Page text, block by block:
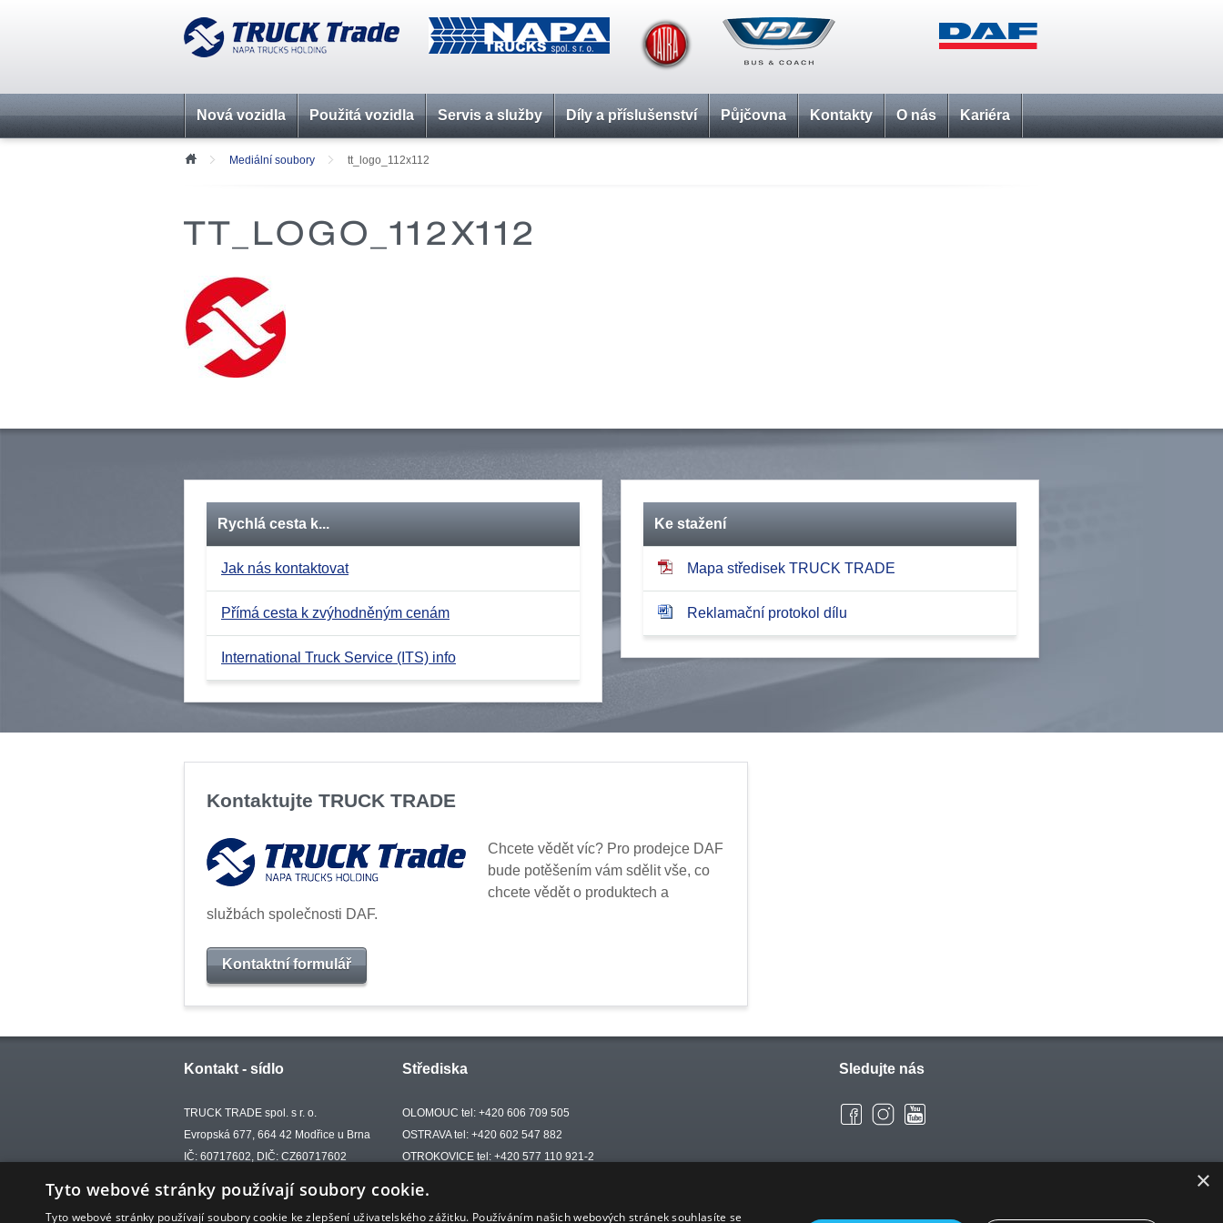
Nová vozidla Použitá vozidla Servis a služby Díly a příslušenství Půjčovna Kontakty O nás Kariéra
Mediální soubory tt_logo_112x112
TT_LOGO_112X112
Rychlá cesta k...
Jak nás kontaktovat
Přímá cesta k zvýhodněným cenám
International Truck Service (ITS) info
Ke stažení
Mapa středisek TRUCK TRADE
Reklamační protokol dílu
Kontaktujte TRUCK TRADE
Chcete vědět víc? Pro prodejce DAF
bude potěšením vám sdělit vše, co
chcete vědět o produktech a
službách společnosti DAF.
Kontaktní formulář
Kontakt - sídlo
TRUCK TRADE spol. s r. o.
Evropská 677, 664 42 Modřice u Brna
IČ: 60717602, DIČ: CZ60717602
e-mail:
trucktrade@trucktrade.cz
Střediska
OLOMOUC tel: +420 606 709 505
OSTRAVA tel: +420 602 547 882
OTROKOVICE tel: +420 577 110 921-2
Sledujte nás
×
Tyto webové stránky používají soubory cookie.
Tyto webové stránky používají soubory cookie ke zlepšení uživatelského zážitku. Používáním našich webových stránek souhlasíte se